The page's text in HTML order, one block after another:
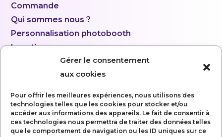
Gérer le consentement
aux cookies
Pour offrir les meilleures expériences, nous utilisons des
technologies telles que les cookies pour stocker et/ou
accéder aux informations des appareils. Le fait de consentir à
ces technologies nous permettra de traiter des données telles
que le comportement de navigation ou les ID uniques sur ce
Commande
Qui sommes nous ?
Personnalisation photobooth
Location